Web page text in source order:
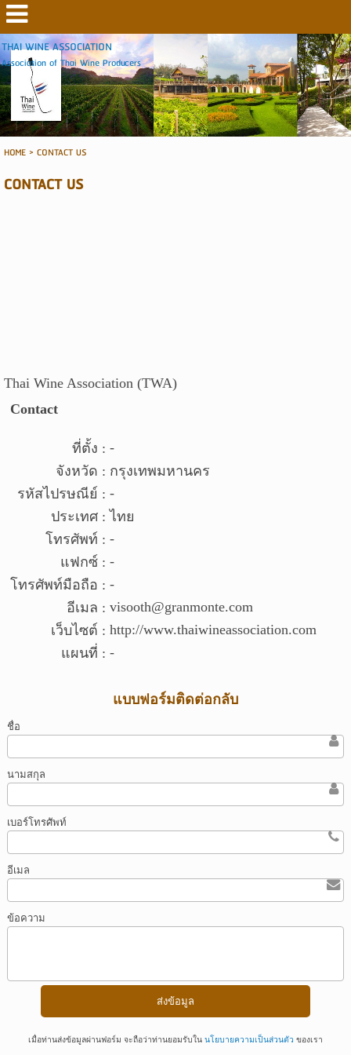
THAI WINE ASSOCIATION
Association of Thai Wine Producers
HOME> CONTACT US
CONTACT US
Thai Wine Association (TWA)
Contact
ที่ตั้ง : -
จังหวัด : กรุงเทพมหานคร
รหัสไปรษณีย์ : -
ประเทศ : ไทย
โทรศัพท์ : -
แฟกซ์ : -
โทรศัพท์มือถือ : -
อีเมล : visooth@granmonte.com
เว็บไซต์ : http://www.thaiwineassociation.com
แผนที่ : -
แบบฟอร์มติดต่อกลับ
ชื่อ
นามสกุล
เบอร์โทรศัพท์
อีเมล
ข้อความ
เมื่อท่านส่งข้อมูลผ่านฟอร์ม จะถือว่าท่านยอมรับในนโยบายความเป็นส่วนตัว ของเรา